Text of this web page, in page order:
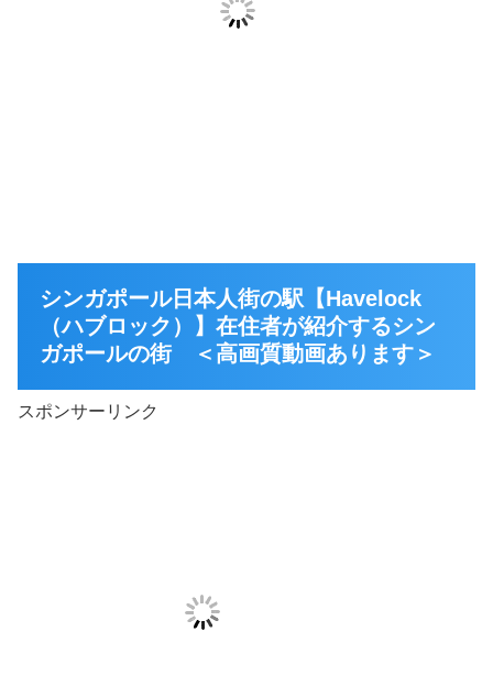
シンガポール日本人街の駅【Havelock
（ハブロック）】在住者が紹介するシン
ガポールの街 ＜高画質動画あります＞
スポンサーリンク